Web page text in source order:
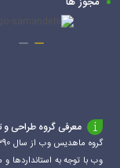
معرفی گروه طراحی و
وب با توجه به استانداردها